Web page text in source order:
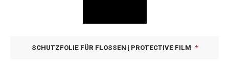
SCHUTZFOLIE FÜR FLOSSEN | PROTECTIVE FILM